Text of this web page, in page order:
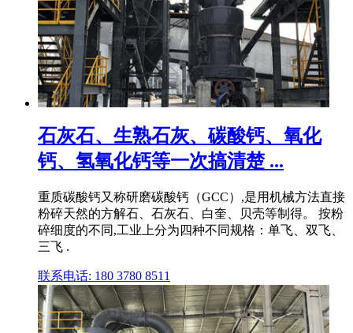
石灰石、生熟石灰、碳酸钙、氧化
钙、氢氧化钙等一次搞清楚 ...
重质碳酸钙又称研磨碳酸钙（GCC）,是用机械方法直接
粉碎天然的方解石、石灰石、白奎、贝壳等制得。 按粉
碎细度的不同,工业上分为四种不同规格：单飞、双飞、
三飞 .
联系电话: 180 3780 8511